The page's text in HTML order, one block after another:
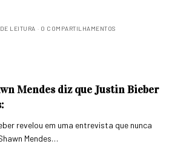
LEITURA 0 COMPARTILHAMENTOS
Mendes diz que Justin Bieber
revelou em uma entrevista que nunca
Mendes…